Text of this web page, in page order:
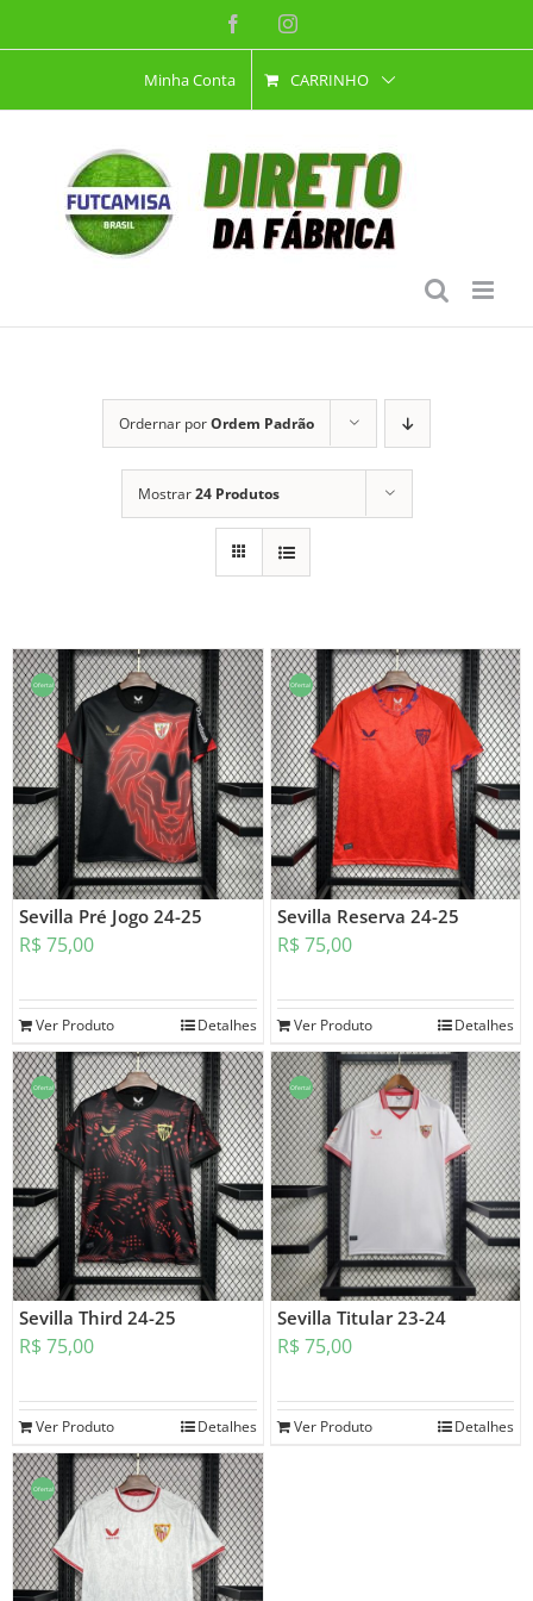
para
conteúdo
FacebookInstagram
Minha Conta CARRINHO
Ordernar porOrdem Padrão
Mostrar24 Produtos
Oferta!
Sevilla Pré Jogo 24-25
R$ 75,00
Ver Produto Detalhes
Oferta!
Sevilla Reserva 24-25
R$ 75,00
Ver Produto Detalhes
Oferta!
Sevilla Third 24-25
R$ 75,00
Ver Produto Detalhes
Oferta!
Sevilla Titular 23-24
R$ 75,00
Ver Produto Detalhes
Oferta!